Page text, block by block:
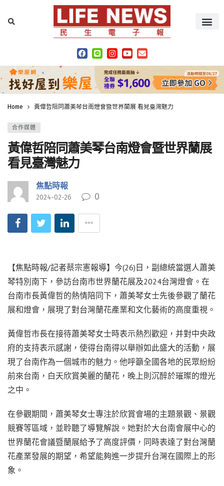
Home 黃偉哲陪同蕭美琴台南燈會暨世界蘭展 看見臺灣魅力
合作媒體
黃偉哲陪同蕭美琴台南燈會暨世界蘭展
看見臺灣魅力
焦點時報
2024-02-26 0
【焦點時報/記者蔡宗憲報導】今(26)日，副總統當選人蕭美
琴特別南下，參訪台南市世界蘭花展及2024台灣燈會。在
台南市長黃偉哲的熱情陪同下，蕭美琴女士先後參觀了蘭花
展和燈會，展現了對台灣蘭花產業和文化藝術的高度重視。
黃偉哲市長在接待蕭美琴女士時表示熱烈歡迎，并對中央政
府的支持表示感謝，使得台南得以舉辦如此盛大的活動，展
現了台南作為一個城市的魅力。他呼籲全國各地的民眾紛紛
前來台南，白天欣賞美麗的蘭花，晚上則沉醉於璀璨的燈光
之中。
在參觀期間，蕭美琴女士專注於欣賞會場的主題景觀、景觀
競賽等區域，並聆聽了導覽解說。她對於大台南會展中心的
世界蘭花會議暨蘭展給予了高度評價，同時表達了對台灣蘭
花產業發展的期望，希望能夠進一步提升台灣在國際上的形
象。